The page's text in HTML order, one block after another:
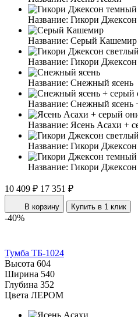
Название: Гикори
Название: Серый Кашемир
Название: Гикори Джексон
Название: Снежный ясень
Название: Снежный ясень
Название: Ясень Асахи +
Название: Гикори
Название: Гикори
10 409 ₽ 17 351 ₽
В корзину Купить в 1 клик
-40%
Тумба ТБ-1024
Высота 604
Ширина 540
Глубина 352
Цвета ЛЕРОМ